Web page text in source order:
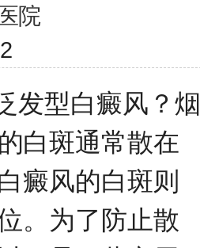
院
型白癜风？ 烟
白斑通常散在
癜风的白斑则
。为了防止散